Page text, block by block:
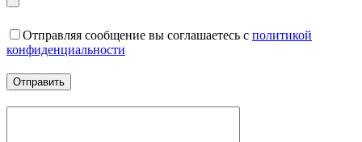
Отправляя сообщение вы соглашаетесь с политикой
конфиденциальности